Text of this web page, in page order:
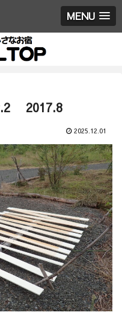
MENU
2017.8
2025.12.01